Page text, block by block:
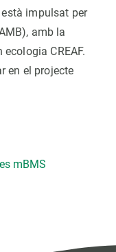
està impulsat per
amb la
CREAF.
en el projecte
mBMS